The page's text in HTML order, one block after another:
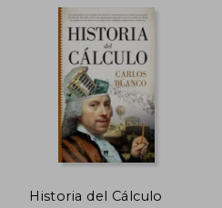
Historia del Cálculo